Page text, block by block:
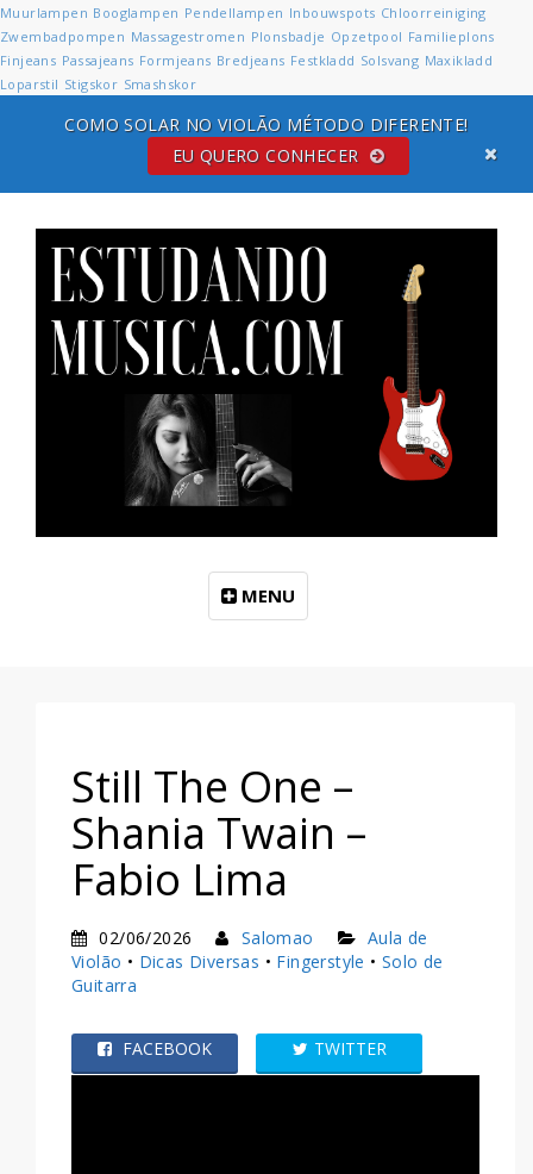
Muurlampen Booglampen Pendellampen Inbouwspots Chloorreiniging
Zwembadpompen Massagestromen Plonsbadje Opzetpool Familieplons
Finjeans Passajeans Formjeans Bredjeans Festkladd Solsvang Maxikladd
Loparstil Stigskor Smashskor
EU QUERO CONHECER
MENU
Still The One –
Shania Twain –
Fabio Lima
02/06/2026 Salomao
Aula de
Violão • Dicas Diversas • Fingerstyle • Solo de
Guitarra
FACEBOOK TWITTER